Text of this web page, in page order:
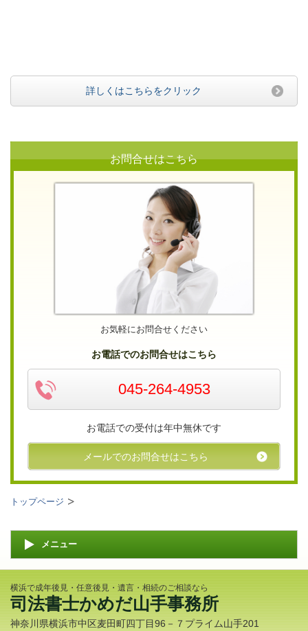
詳しくはこちらをクリック
お問合せはこちら
お気軽にお問合せください
お電話でのお問合せはこちら
045-264-4953
お電話での受付は年中無休です
メールでのお問合せはこちら
トップページ
メニュー
横浜で成年後見・任意後見・遺言・相続のご相談なら
司法書士かめだ山手事務所
神奈川県横浜市中区麦田町四丁目96－７プライム山手201